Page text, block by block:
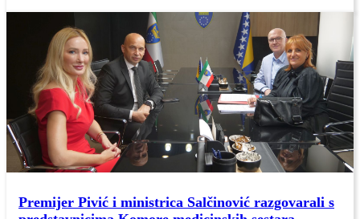
Premijer Pivić i ministrica Salčinović razgovarali s